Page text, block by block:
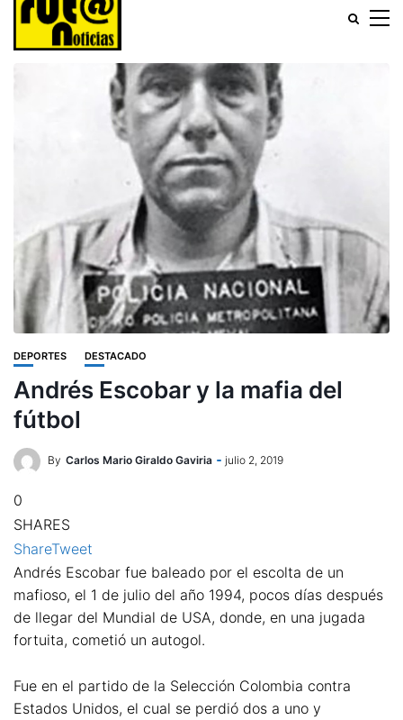
DEPORTES DESTACADO
Andrés Escobar y la mafia del
fútbol
By Carlos Mario Giraldo Gaviria julio 2, 2019
0
SHARES
ShareTweet
Andrés Escobar fue baleado por el escolta de un
mafioso, el 1 de julio del año 1994, pocos días después
de llegar del Mundial de USA, donde, en una jugada
fortuita, cometió un autogol.
Fue en el partido de la Selección Colombia contra
Estados Unidos, el cual se perdió dos a uno y